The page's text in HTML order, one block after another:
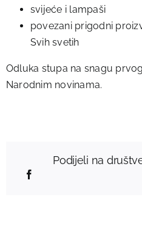
svijeće i lampaši
povezani prigodni
Svih svetih
Odluka stupa na snagu
Narodnim novinama.
Podijeli na